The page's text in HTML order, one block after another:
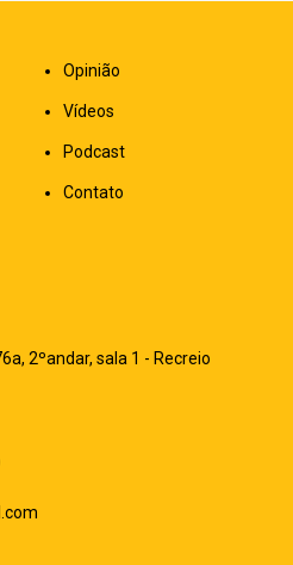
Opinião
Vídeos
Podcast
Contato
2ºandar, sala 1 - Recreio